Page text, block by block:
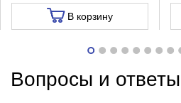
В корзину
Вопросы и